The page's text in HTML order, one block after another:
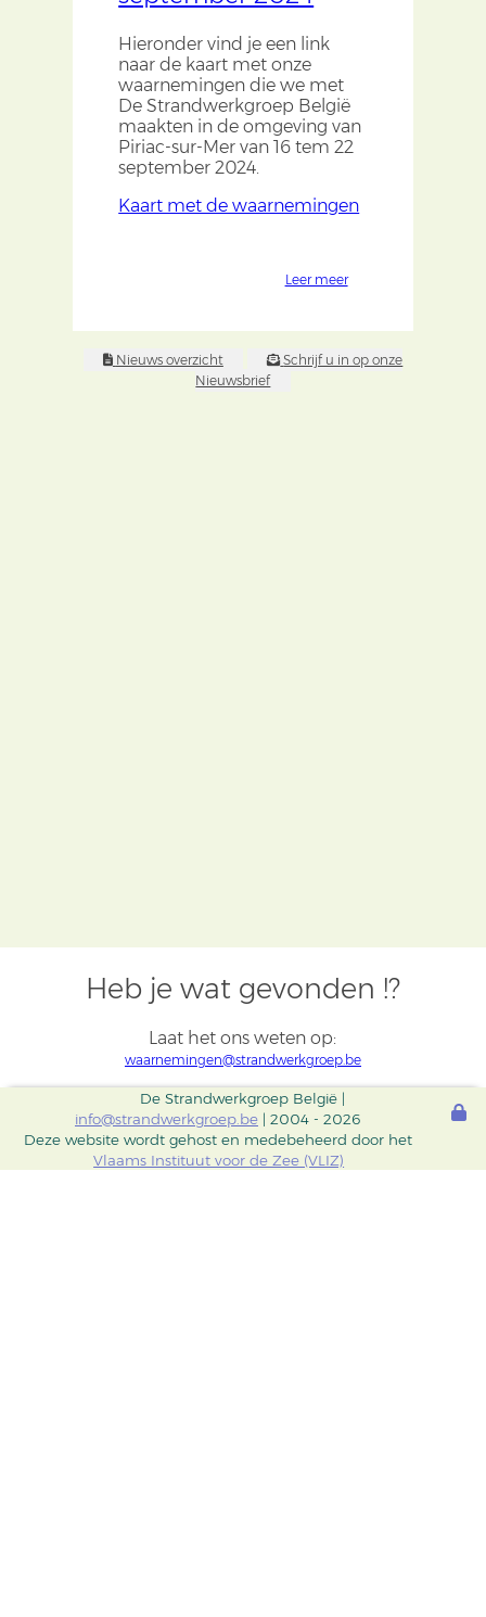
Hieronder vind je een link
naar de kaart met onze
waarnemingen die we met
De Strandwerkgroep België
maakten in de omgeving van
Piriac-sur-Mer van 16 tem 22
september 2024.
Kaart met de waarnemingen
Leer meer
Nieuws overzicht
Schrijf u in op onze
Nieuwsbrief
Heb je wat gevonden !?
Laat het ons weten op:
waarnemingen@strandwerkgroep.be
De Strandwerkgroep België |
info@strandwerkgroep.be | 2004 - 2026
Deze website wordt gehost en medebeheerd door het
Vlaams Instituut voor de Zee (VLIZ)